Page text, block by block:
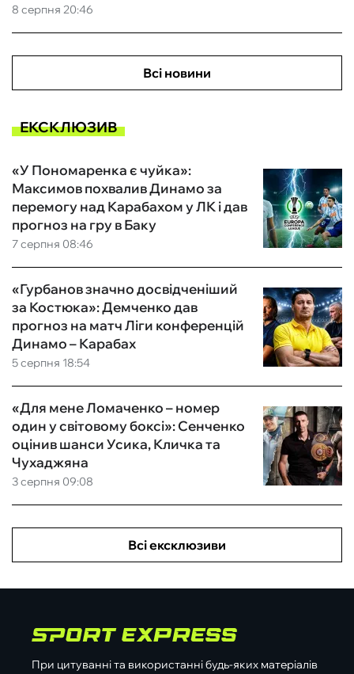
8 серпня 20:46
Всі новини
ЕКСКЛЮЗИВ
7 серпня 08:46
«У Пономаренка є чуйка»:
Максимов похвалив Динамо за
перемогу над Карабахом у ЛК і дав
прогноз на гру в Баку
5 серпня 18:54
«Гурбанов значно досвідченіший
за Костюка»: Демченко дав
прогноз на матч Ліги конференцій
Динамо – Карабах
3 серпня 09:08
«Для мене Ломаченко – номер
один у світовому боксі»: Сенченко
оцінив шанси Усика, Кличка та
Чухаджяна
Всі ексклюзиви
При цитуванні та використанні будь-яких матеріалів